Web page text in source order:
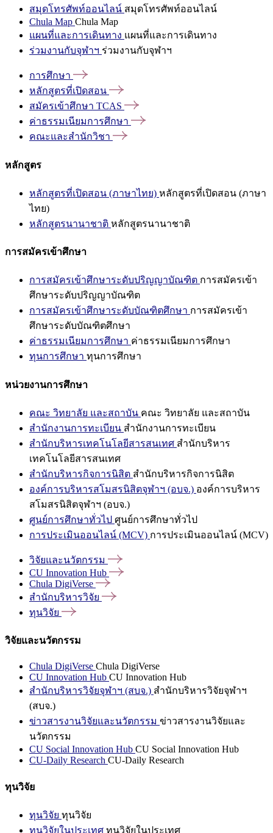
สมุดโทรศัพท์ออนไลน์ สมุดโทรศัพท์ออนไลน์
Chula Map Chula Map
แผนที่และการเดินทาง แผนที่และการเดินทาง
ร่วมงานกับจุฬาฯ ร่วมงานกับจุฬาฯ
การศึกษา
หลักสูตรที่เปิดสอน
สมัครเข้าศึกษา TCAS
ค่าธรรมเนียมการศึกษา
คณะและสำนักวิชา
หลักสูตร
หลักสูตรที่เปิดสอน (ภาษาไทย) หลักสูตรที่เปิดสอน (ภาษา
ไทย)
หลักสูตรนานาชาติ หลักสูตรนานาชาติ
การสมัครเข้าศึกษา
การสมัครเข้าศึกษาระดับปริญญาบัณฑิต การสมัครเข้า
ศึกษาระดับปริญญาบัณฑิต
การสมัครเข้าศึกษาระดับบัณฑิตศึกษา การสมัครเข้า
ศึกษาระดับบัณฑิตศึกษา
ค่าธรรมเนียมการศึกษา ค่าธรรมเนียมการศึกษา
ทุนการศึกษา ทุนการศึกษา
หน่วยงานการศึกษา
คณะ วิทยาลัย และสถาบัน คณะ วิทยาลัย และสถาบัน
สำนักงานการทะเบียน สำนักงานการทะเบียน
สำนักบริหารเทคโนโลยีสารสนเทศ สำนักบริหาร
เทคโนโลยีสารสนเทศ
สำนักบริหารกิจการนิสิต สำนักบริหารกิจการนิสิต
องค์การบริหารสโมสรนิสิตจุฬาฯ (อบจ.) องค์การบริหาร
สโมสรนิสิตจุฬาฯ (อบจ.)
ศูนย์การศึกษาทั่วไป ศูนย์การศึกษาทั่วไป
การประเมินออนไลน์ (MCV) การประเมินออนไลน์ (MCV)
วิจัยและนวัตกรรม
CU Innovation Hub
Chula DigiVerse
สำนักบริหารวิจัย
ทุนวิจัย
วิจัยและนวัตกรรม
Chula DigiVerse Chula DigiVerse
CU Innovation Hub CU Innovation Hub
สำนักบริหารวิจัยจุฬาฯ (สบจ.) สำนักบริหารวิจัยจุฬาฯ
(สบจ.)
ข่าวสารงานวิจัยและนวัตกรรม ข่าวสารงานวิจัยและ
นวัตกรรม
CU Social Innovation Hub CU Social Innovation Hub
CU-Daily Research CU-Daily Research
ทุนวิจัย
ทุนวิจัย ทุนวิจัย
ทุนวิจัยในประเทศ ทุนวิจัยในประเทศ